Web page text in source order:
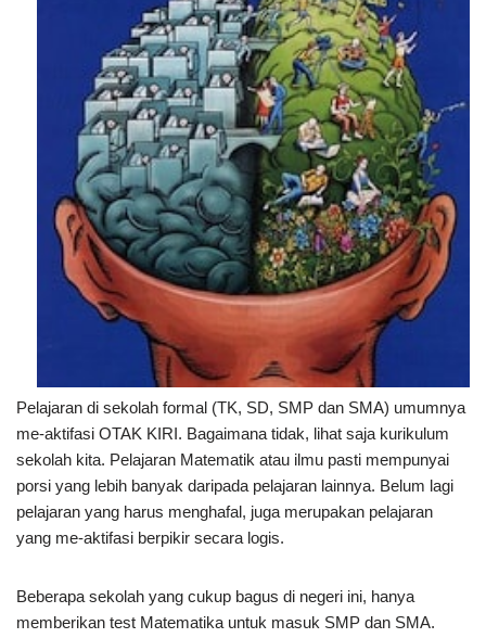
Pelajaran di sekolah formal (TK, SD, SMP dan SMA) umumnya
me-aktifasi OTAK KIRI. Bagaimana tidak, lihat saja kurikulum
sekolah kita. Pelajaran Matematik atau ilmu pasti mempunyai
porsi yang lebih banyak daripada pelajaran lainnya. Belum lagi
pelajaran yang harus menghafal, juga merupakan pelajaran
yang me-aktifasi berpikir secara logis.
Beberapa sekolah yang cukup bagus di negeri ini, hanya
memberikan test Matematika untuk masuk SMP dan SMA.